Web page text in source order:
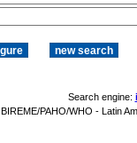
Search engine:
BIREME/PAHO/WHO - Latin